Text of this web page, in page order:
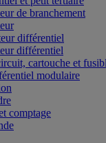
de branchement
différentiel
différentiel
cartouche et
modulaire
comptage